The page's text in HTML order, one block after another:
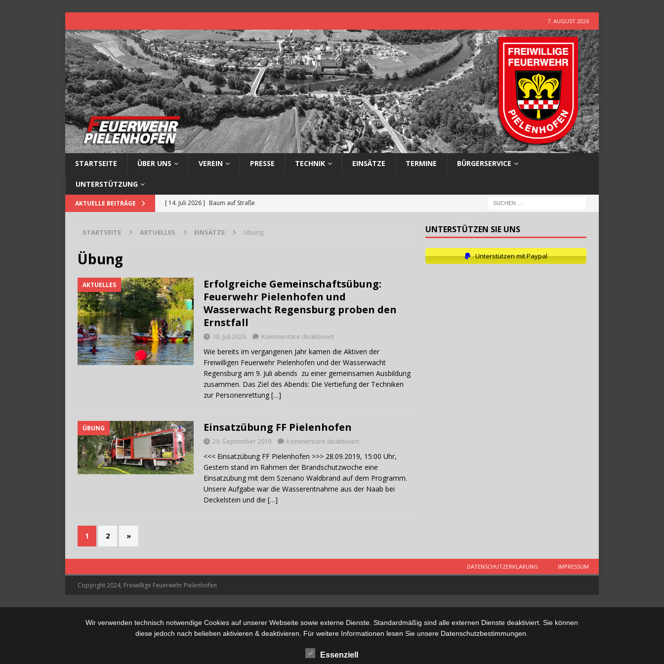
7. AUGUST 2026
STARTSEITE ÜBER UNS VEREIN PRESSE TECHNIK EINSÄTZE TERMINE BÜRGERSERVICE
UNTERSTÜTZUNG
AKTUELLE BEITRÄGE [ 14. Juli 2026 ] Baum auf Straße
[ 28. Juli 2026 ] Tragehilfe
STARTSEITE AKTUELLES EINSÄTZE Übung
Übung
AKTUELLES
Erfolgreiche Gemeinschaftsübung:
Feuerwehr Pielenhofen und
Wasserwacht Regensburg proben den
Ernstfall
10. Juli 2026 Kommentare deaktiviert
Wie bereits im vergangenen Jahr kamen die Aktiven der
Freiwilligen Feuerwehr Pielenhofen und der Wasserwacht
Regensburg am 9. Juli abends zu einer gemeinsamen Ausbildung
zusammen. Das Ziel des Abends: Die Vertiefung der Techniken
zur Personenrettung […]
ÜBUNG Einsatzübung FF Pielenhofen
29. September 2019 Kommentare deaktiviert
<<< Einsatzübung FF Pielenhofen >>> 28.09.2019, 15:00 Uhr,
Gestern stand im Rahmen der Brandschutzwoche eine
Einsatzübung mit dem Szenario Waldbrand auf dem Programm.
Unsere Aufgabe war die Wasserentnahme aus der Naab bei
Deckelstein und die […]
1 2 »
UNTERSTÜTZEN SIE UNS
Unterstützen mit Paypal
DATENSCHUTZERKLÄRUNG IMPRESSUM
Copyright 2024, Freiwillige Feuerwehr Pielenhofen
Wir verwenden technisch notwendige Cookies auf unserer Webseite sowie externe Dienste. Standardmäßig sind alle externen Dienste deaktiviert. Sie können
diese jedoch nach belieben aktivieren & deaktivieren. Für weitere Informationen lesen Sie unsere Datenschutzbestimmungen.
Essenziell